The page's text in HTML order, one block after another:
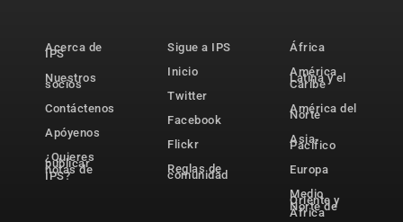
Acerca de
IPS
Nuestros
socios
Contáctenos
Apóyenos
¿Quieres
publicar
notas de
IPS?
Sigue a IPS
Inicio
Twitter
Facebook
Flickr
Reglas de
comunidad
África
América
Latina y el
Caribe
América del
Norte
Asia-
Pacífico
Europa
Medio
Oriente y
Norte de
África